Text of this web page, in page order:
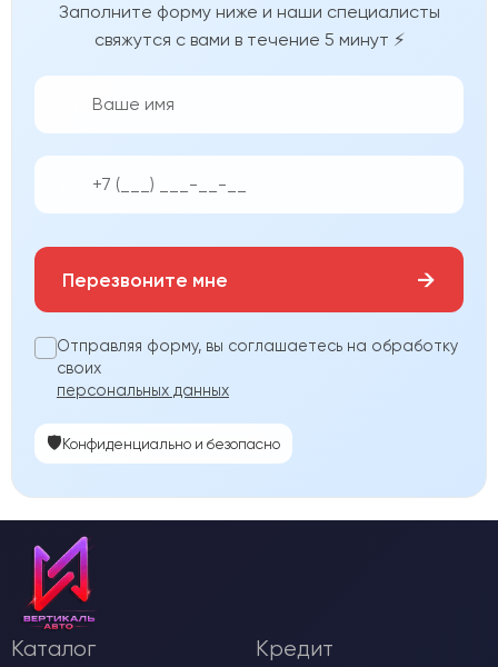
Заполните форму ниже и наши специалисты
свяжутся с вами в течение 5 минут ⚡
Перезвоните мне →
Отправляя форму, вы соглашаетесь на обработку
своих
персональных данных
🛡️Конфиденциально и безопасно
Каталог
Кредит